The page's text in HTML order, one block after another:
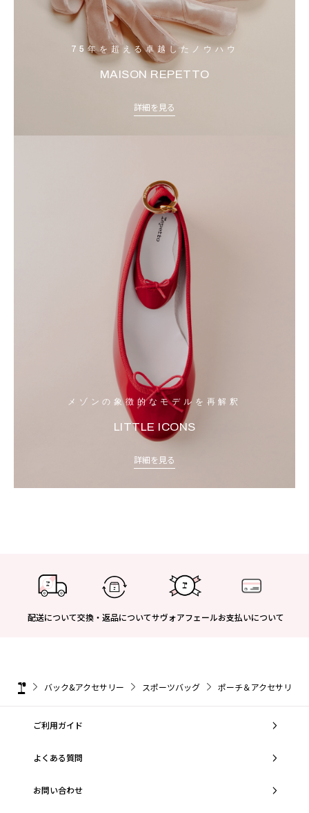
75年を超える卓越したノウハウ
MAISON REPETTO
詳細を見る
メゾンの象徴的なモデルを再解釈
LITTLE ICONS
詳細を見る
配送について交換・返品についてサヴォアフェールお支払いについて
バック&アクセサリー スポーツバッグ ポーチ＆アクセサリー
ご利用ガイド
よくある質問
お問い合わせ